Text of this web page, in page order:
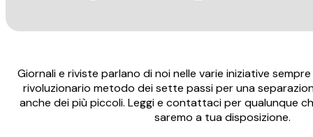
Giornali e riviste parlano di noi nelle varie iniziative sempre
rivoluzionario metodo dei sette passi per una
anche dei più piccoli. Leggi e contattaci per qualunque
saremo a tua disposizione.